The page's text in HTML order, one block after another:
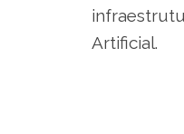
Artificial.